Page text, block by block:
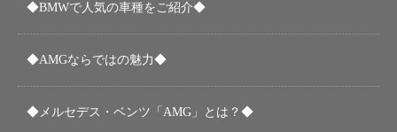
◆BMWで人気の車種をご紹介◆
◆AMGならではの魅力◆
◆メルセデス・ベンツ「AMG」とは？◆